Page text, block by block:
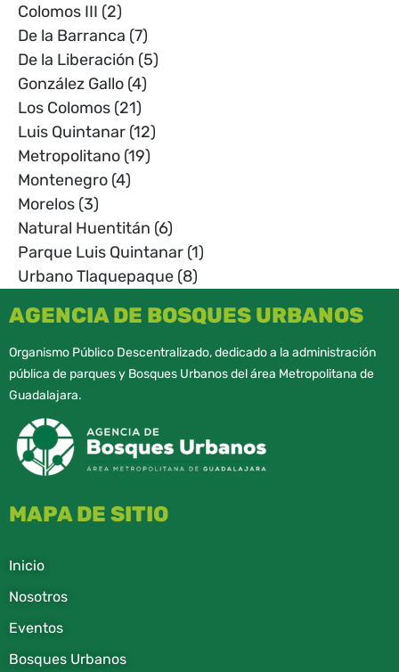
Colomos III (2)
De la Barranca (7)
De la Liberación (5)
González Gallo (4)
Los Colomos (21)
Luis Quintanar (12)
Metropolitano (19)
Montenegro (4)
Morelos (3)
Natural Huentitán (6)
Parque Luis Quintanar (1)
Urbano Tlaquepaque (8)
AGENCIA DE BOSQUES URBANOS
Organismo Público Descentralizado, dedicado a la administración
pública de parques y Bosques Urbanos del área Metropolitana de
Guadalajara.
MAPA DE SITIO
Inicio
Nosotros
Eventos
Bosques Urbanos